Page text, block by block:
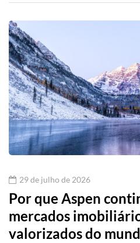
29 de julho de 2026
Por que Aspen
mercados
valorizados do